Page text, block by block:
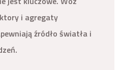
i agregaty
źródło światła i